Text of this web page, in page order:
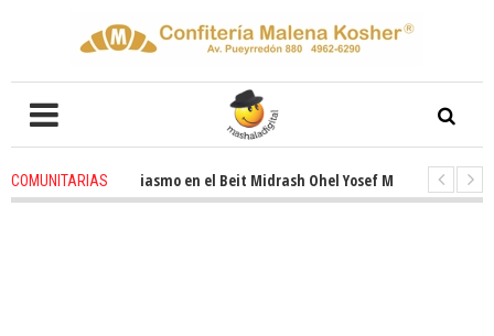
COMUNITARIASentusiasmo en el Beit Midrash Ohel Yosef Moshe 4 weeks ago